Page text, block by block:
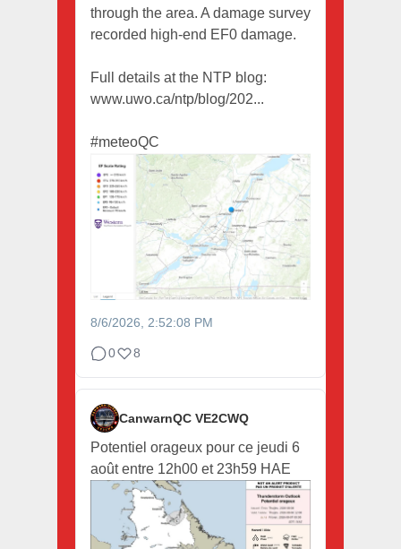
through the area. A damage survey
recorded high-end EF0 damage.
Full details at the NTP blog:
www.uwo.ca/ntp/blog/202...
#meteoQC
8/6/2026, 2:52:08 PM
0 8
CanwarnQC VE2CWQ
Potentiel orageux pour ce jeudi 6
août entre 12h00 et 23h59 HAE